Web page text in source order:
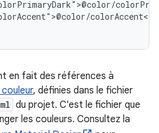
colorAccent</
en fait des références à
, définies dans le fichier
du projet. C'est le fichier que
les couleurs. Consultez la